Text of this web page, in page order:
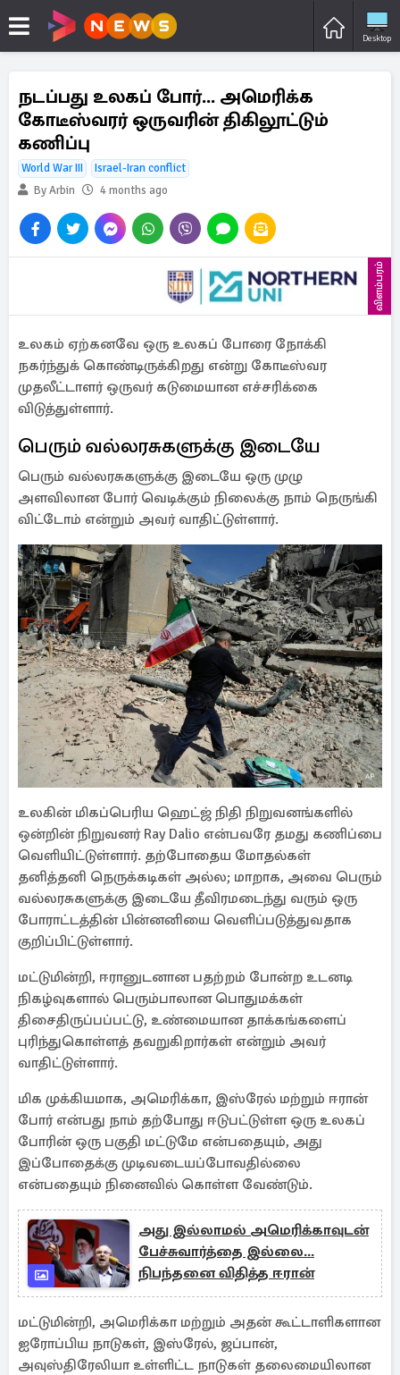
Desktop
நடப்பது உலகப் போர்... அமெரிக்க
கோடீஸ்வரர் ஒருவரின் திகிலூட்டும்
கணிப்பு
World War III
Israel-Iran conflict
By Arbin
4 months ago
விளம்பரம்
உலகம் ஏற்கனவே ஒரு உலகப் போரை நோக்கி
நகர்ந்துக் கொண்டிருக்கிறது என்று கோடீஸ்வர
முதலீட்டாளர் ஒருவர் கடுமையான எச்சரிக்கை
விடுத்துள்ளார்.
பெரும் வல்லரசுகளுக்கு இடையே
பெரும் வல்லரசுகளுக்கு இடையே ஒரு முழு
அளவிலான போர் வெடிக்கும் நிலைக்கு நாம் நெருங்கி
விட்டோம் என்றும் அவர் வாதிட்டுள்ளார்.
உலகின் மிகப்பெரிய ஹெட்ஜ் நிதி நிறுவனங்களில்
ஒன்றின் நிறுவனர் Ray Dalio என்பவரே தமது கணிப்பை
வெளியிட்டுள்ளார். தற்போதைய மோதல்கள்
தனித்தனி நெருக்கடிகள் அல்ல; மாறாக, அவை பெரும்
வல்லரசுகளுக்கு இடையே தீவிரமடைந்து வரும் ஒரு
போராட்டத்தின் பின்னனியை வெளிப்படுத்துவதாக
குறிப்பிட்டுள்ளார்.
மட்டுமின்றி, ஈரானுடனான பதற்றம் போன்ற உடனடி
நிகழ்வுகளால் பெரும்பாலான பொதுமக்கள்
திசைதிருப்பப்பட்டு, உண்மையான தாக்கங்களைப்
புரிந்துகொள்ளத் தவறுகிறார்கள் என்றும் அவர்
வாதிட்டுள்ளார்.
மிக முக்கியமாக, அமெரிக்கா, இஸ்ரேல் மற்றும் ஈரான்
போர் என்பது நாம் தற்போது ஈடுபட்டுள்ள ஒரு உலகப்
போரின் ஒரு பகுதி மட்டுமே என்பதையும், அது
இப்போதைக்கு முடிவடையப்போவதில்லை
என்பதையும் நினைவில் கொள்ள வேண்டும்.
அது இல்லாமல் அமெரிக்காவுடன்
பேச்சுவார்த்தை இல்லை...
நிபந்தனை விதித்த ஈரான்
மட்டுமின்றி, அமெரிக்கா மற்றும் அதன் கூட்டாளிகளான
ஐரோப்பிய நாடுகள், இஸ்ரேல், ஜப்பான்,
அவுஸ்திரேலியா உள்ளிட்ட நாடுகள் தலைமையிலான